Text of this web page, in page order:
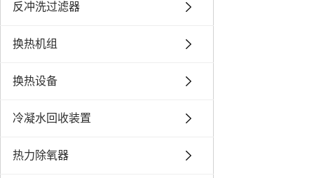
反冲洗过滤器
换热机组
换热设备
冷凝水回收装置
热力除氧器